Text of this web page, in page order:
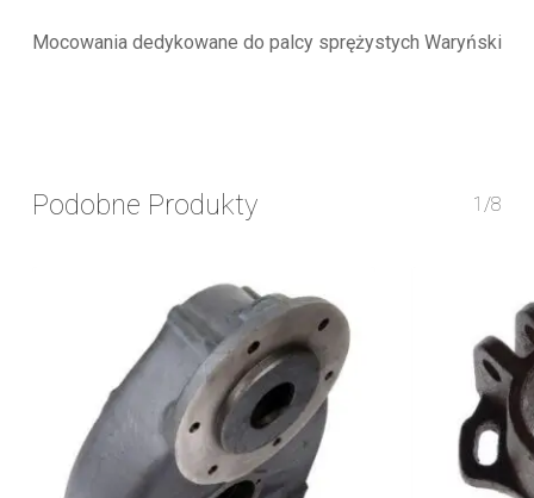
Mocowania dedykowane do palcy sprężystych Waryński
Podobne Produkty 1/8